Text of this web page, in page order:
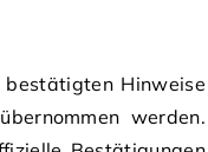
Hinweise
werden.